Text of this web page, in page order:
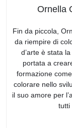
Ornella
Fin da piccola,
da riempire di
d’arte è stata
portata a
formazione
colorare nello
il suo amore per
tutti